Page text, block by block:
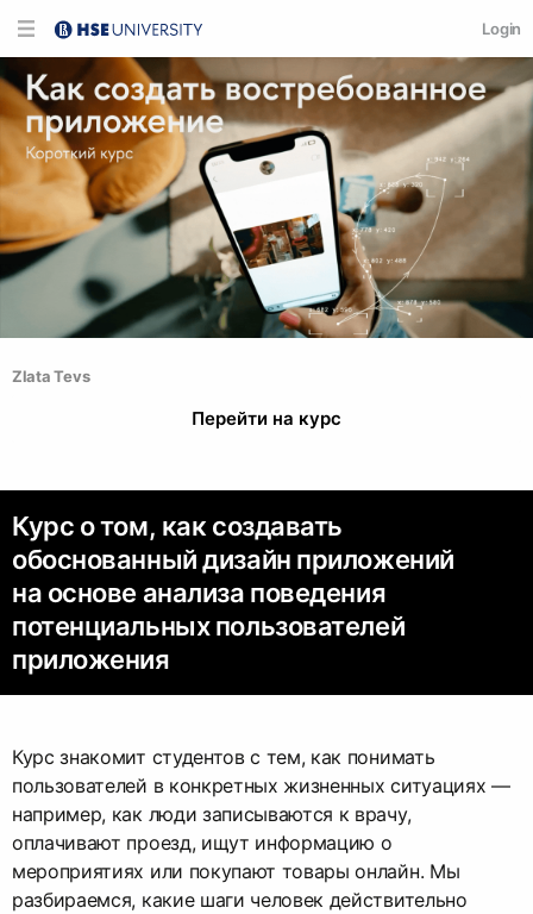
Login
Zlata Tevs
Перейти на курс
Курс о том, как создавать
обоснованный дизайн приложений
на основе анализа поведения
потенциальных пользователей
приложения
Курс знакомит студентов с тем, как понимать
пользователей в конкретных жизненных ситуациях —
например, как люди записываются к врачу,
оплачивают проезд, ищут информацию о
мероприятиях или покупают товары онлайн. Мы
разбираемся, какие шаги человек действительно